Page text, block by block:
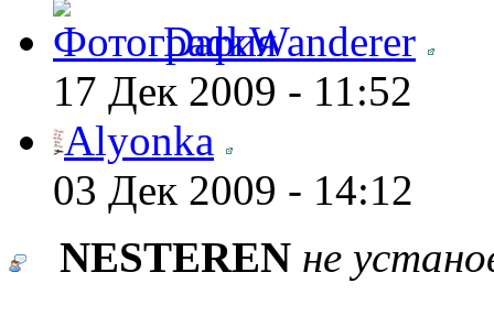
DarkWanderer
17 Дек 2009 - 11:52
Alyonka
03 Дек 2009 - 14:12
NESTEREN не